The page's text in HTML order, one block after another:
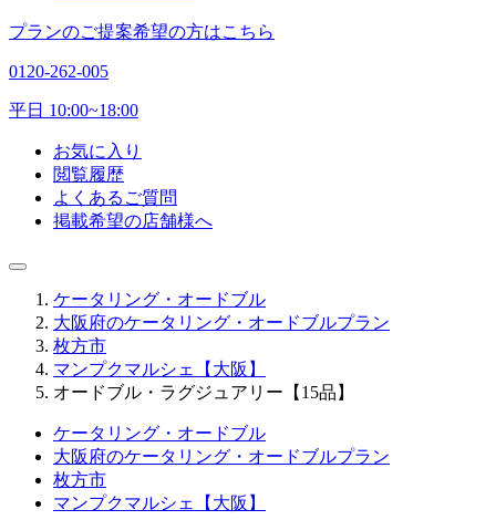
プランのご提案希望の方はこちら
0120-262-005
平日 10:00~18:00
お気に入り
閲覧履歴
よくあるご質問
掲載希望の店舗様へ
ケータリング・オードブル
大阪府のケータリング・オードブルプラン
枚方市
マンプクマルシェ【大阪】
オードブル・ラグジュアリー【15品】
ケータリング・オードブル
大阪府のケータリング・オードブルプラン
枚方市
マンプクマルシェ【大阪】